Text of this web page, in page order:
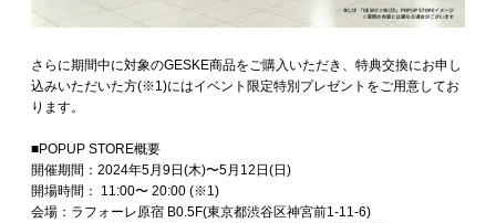
さらに期間中に対象のGESKE商品をご購入いただき、特典交換にお申し
込みいただいた方(※1)にはイベント限定特別プレゼントをご用意してお
ります。
■POPUP STORE概要
開催期間：2024年5月9日(木)〜5月12日(日)
開場時間： 11:00〜 20:00 (※1)
会場：ラフォーレ原宿 B0.5F(東京都渋谷区神宮前1-11-6)